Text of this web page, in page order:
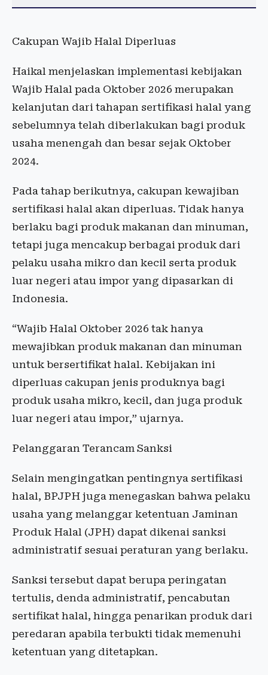
Cakupan Wajib Halal Diperluas
Haikal menjelaskan implementasi kebijakan
Wajib Halal pada Oktober 2026 merupakan
kelanjutan dari tahapan sertifikasi halal yang
sebelumnya telah diberlakukan bagi produk
usaha menengah dan besar sejak Oktober
2024.
Pada tahap berikutnya, cakupan kewajiban
sertifikasi halal akan diperluas. Tidak hanya
berlaku bagi produk makanan dan minuman,
tetapi juga mencakup berbagai produk dari
pelaku usaha mikro dan kecil serta produk
luar negeri atau impor yang dipasarkan di
Indonesia.
“Wajib Halal Oktober 2026 tak hanya
mewajibkan produk makanan dan minuman
untuk bersertifikat halal. Kebijakan ini
diperluas cakupan jenis produknya bagi
produk usaha mikro, kecil, dan juga produk
luar negeri atau impor,” ujarnya.
Pelanggaran Terancam Sanksi
Selain mengingatkan pentingnya sertifikasi
halal, BPJPH juga menegaskan bahwa pelaku
usaha yang melanggar ketentuan Jaminan
Produk Halal (JPH) dapat dikenai sanksi
administratif sesuai peraturan yang berlaku.
Sanksi tersebut dapat berupa peringatan
tertulis, denda administratif, pencabutan
sertifikat halal, hingga penarikan produk dari
peredaran apabila terbukti tidak memenuhi
ketentuan yang ditetapkan.